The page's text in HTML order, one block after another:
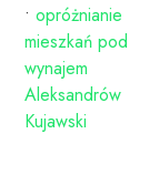
• opróżnianie
mieszkań pod
wynajem
Aleksandrów
Kujawski